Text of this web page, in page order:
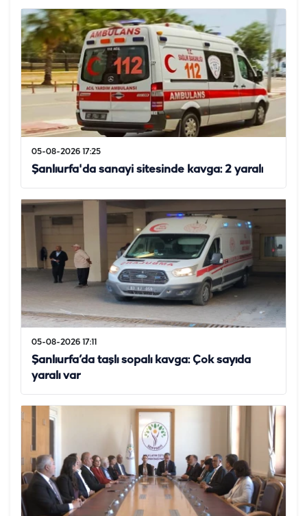
05-08-2026 17:25
Şanlıurfa'da sanayi sitesinde kavga: 2 yaralı
05-08-2026 17:11
Şanlıurfa’da taşlı sopalı kavga: Çok sayıda
yaralı var